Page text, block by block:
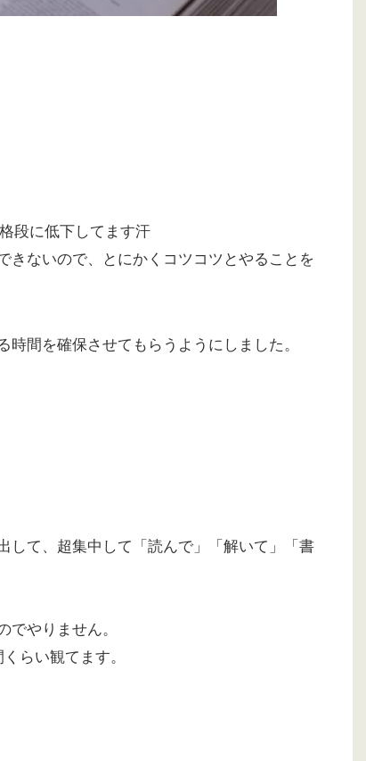
段に低下してます汗
きないので、とにかくコツコツとやることを
間を確保させてもらうようにしました。
して、超集中して「読んで」「解いて」「書
でやりません。
らい観てます。